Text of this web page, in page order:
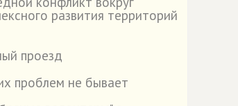
развития территорий
проезд
проблем не бывает